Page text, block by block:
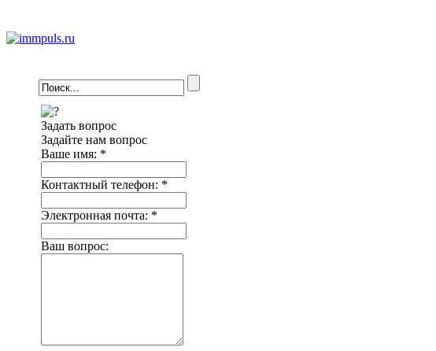
Задать вопрос
Задайте нам вопрос
Ваше имя: *
Контактный телефон: *
Электронная почта: *
Ваш вопрос: